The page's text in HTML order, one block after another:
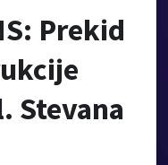
Prekid
Stevana